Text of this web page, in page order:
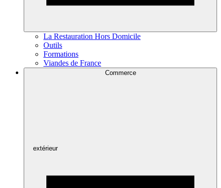
La Restauration Hors Domicile
Outils
Formations
Viandes de France
Commerce
extérieur